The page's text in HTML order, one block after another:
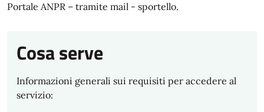
Portale ANPR – tramite mail - sportello.
Cosa serve
Informazioni generali sui requisiti per accedere al
servizio: